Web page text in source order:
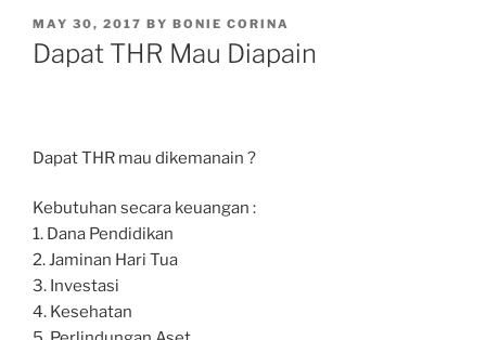
POSTED
ON
MAY 30, 2017 BY BONIE CORINA
Dapat THR Mau Diapain
Dapat THR mau dikemanain ?
Kebutuhan secara keuangan :
1. Dana Pendidikan
2. Jaminan Hari Tua
3. Investasi
4. Kesehatan